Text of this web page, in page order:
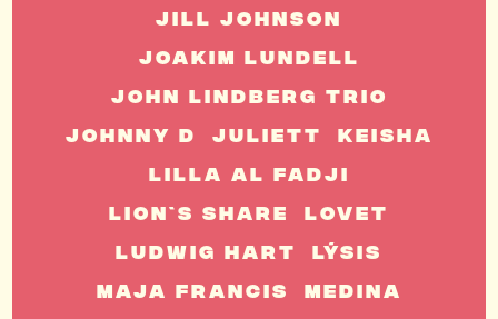
Jill Johnson
Joakim Lundell
John Lindberg Trio
Johnny D
Juliett
Keisha
Lilla Al Fadji
Lion`s Share
Lovet
Ludwig Hart
Lýsis
Maja Francis
Medina